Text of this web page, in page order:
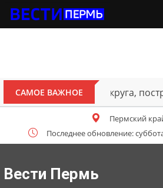
САМОЕ ВАЖНОЕ
Октябрьского округа,
Пермский
Последнее обновление:
Вести Пермь